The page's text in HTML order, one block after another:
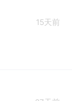
15天前